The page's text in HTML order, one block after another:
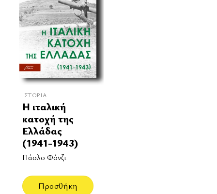
ΙΣΤΟΡΊΑ
Η ιταλική
κατοχή της
Ελλάδας
(1941-1943)
Πάολο Φόνζι
Προσθήκη